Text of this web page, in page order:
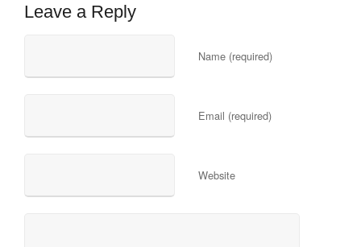
Leave a Reply
Name (required)
Email (required)
Website